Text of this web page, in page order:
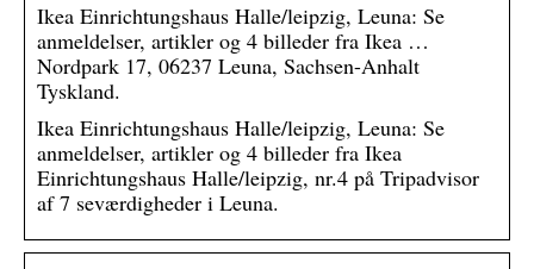
Ikea Einrichtungshaus Halle/leipzig, Leuna: Se
anmeldelser, artikler og 4 billeder fra Ikea …
Nordpark 17, 06237 Leuna, Sachsen-Anhalt
Tyskland.
Ikea Einrichtungshaus Halle/leipzig, Leuna: Se
anmeldelser, artikler og 4 billeder fra Ikea
Einrichtungshaus Halle/leipzig, nr.4 på Tripadvisor
af 7 seværdigheder i Leuna.